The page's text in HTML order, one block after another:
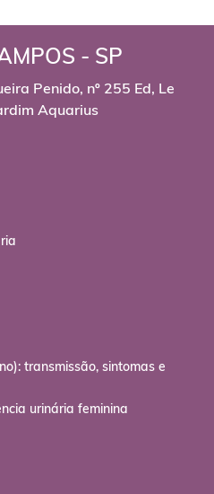
- SP
Penido, nº 255 Ed, Le
Aquarius
transmissão, sintomas e
urinária feminina